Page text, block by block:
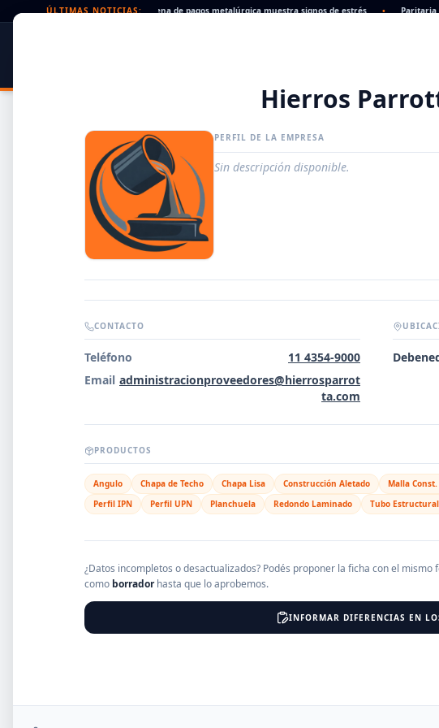
ÚLTIMAS NOTICIAS:
rechazados en alza: la cadena de pagos metalúrgica muestra signos de estrés • Paritaria
DISTRIBUIDORES
Error al cargar
Hierros
PERFIL DE LA EMPRESA
Sin descripción disponible.
CONTACTO
Teléfono
11 4354-9000
Email administracionproveedores@hierrosparrot
ta.com
PRODUCTOS
Angulo Chapa de Techo Chapa Lisa Construcción Aletado Malla
Perfil IPN
Perfil UPN Planchuela Redondo Laminado Tubo Estructural
¿Datos incompletos o desactualizados? Podés proponer la ficha con el
como borradorhasta que lo aprobemos.
INFORMAR DIFERENCIAS EN